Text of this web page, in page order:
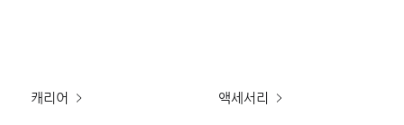
캐리어 액세서리